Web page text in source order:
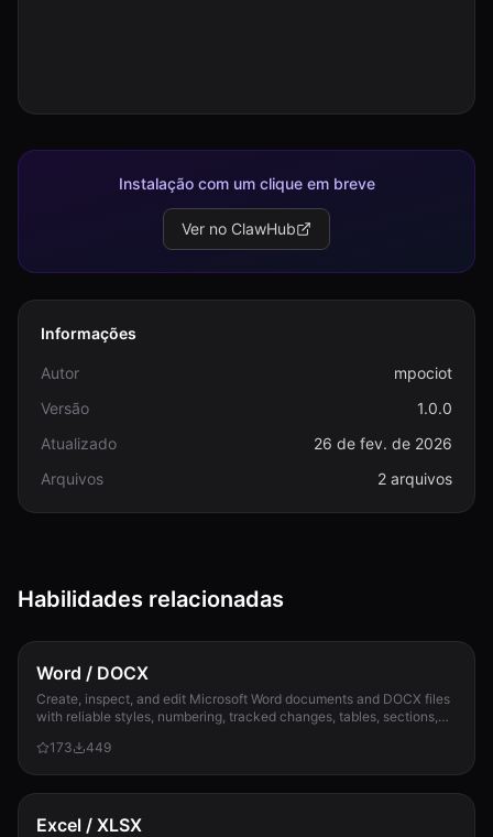
Instalação com um clique em breve
Ver no ClawHub
Informações
Autor
mpociot
Versão
1.0.0
Atualizado
26 de fev. de 2026
Arquivos
2 arquivos
Habilidades relacionadas
Word / DOCX
Create, inspect, and edit Microsoft Word documents and DOCX files
with reliable styles, numbering, tracked changes, tables, sections,
173
449
Excel / XLSX